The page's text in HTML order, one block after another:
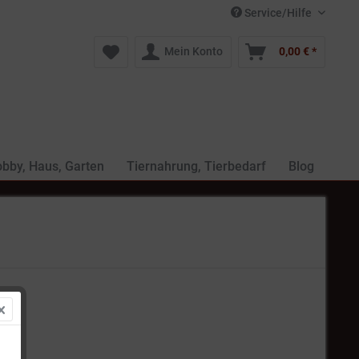
Service/Hilfe
Mein Konto 0,00 € *
Haus, Garten Tiernahrung, Tierbedarf Blog